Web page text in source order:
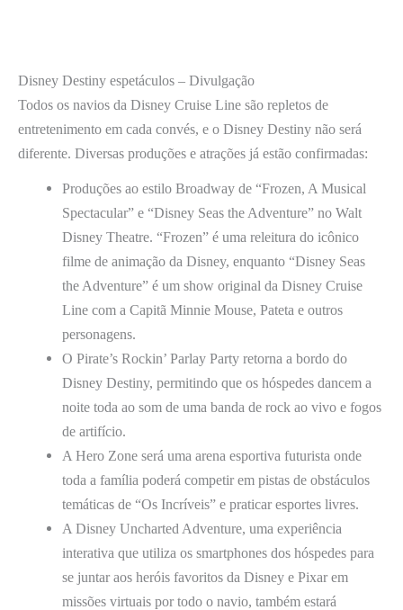
Disney Destiny espetáculos – Divulgação
Todos os navios da Disney Cruise Line são repletos de
entretenimento em cada convés, e o Disney Destiny não será
diferente. Diversas produções e atrações já estão confirmadas:
Produções ao estilo Broadway de “Frozen, A Musical
Spectacular” e “Disney Seas the Adventure” no Walt
Disney Theatre. “Frozen” é uma releitura do icônico
filme de animação da Disney, enquanto “Disney Seas
the Adventure” é um show original da Disney Cruise
Line com a Capitã Minnie Mouse, Pateta e outros
personagens.
O Pirate’s Rockin’ Parlay Party retorna a bordo do
Disney Destiny, permitindo que os hóspedes dancem a
noite toda ao som de uma banda de rock ao vivo e fogos
de artifício.
A Hero Zone será uma arena esportiva futurista onde
toda a família poderá competir em pistas de obstáculos
temáticas de “Os Incríveis” e praticar esportes livres.
A Disney Uncharted Adventure, uma experiência
interativa que utiliza os smartphones dos hóspedes para
se juntar aos heróis favoritos da Disney e Pixar em
missões virtuais por todo o navio, também estará